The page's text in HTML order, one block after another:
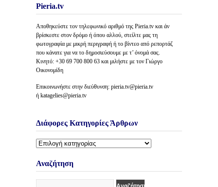
Pieria.tv
Αποθηκεύστε τον τηλεφωνικό αριθμό της Pieria.tv και άν
βρίσκεστε στον δρόμο ή όπου αλλού, στείλτε μας τη
φωτογραφία με μικρή περιγραφή ή το βίντεο από ρεπορτάζ
που κάνατε για να το δημοσιεύσουμε με τ’ όνομά σας.
Κινητό: +30 69 700 800 63 και μιλήστε με τον Γιώργο
Οικονομίδη
Επικοινωνήστε στην διεύθυνση: pieria.tv@pieria.tv
ή katagelies@pieria.tv
Διάφορες Κατηγορίες Άρθρων
Διάφορες
Άρθρων
Αναζήτηση